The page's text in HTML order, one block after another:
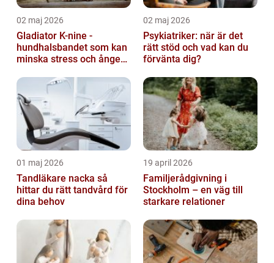
02 maj 2026
Gladiator K-nine -
hundhalsbandet som kan
minska stress och ångest
02 maj 2026
Psykiatriker: när är det
rätt stöd och vad kan du
förvänta dig?
01 maj 2026
Tandläkare nacka så
hittar du rätt tandvård för
dina behov
19 april 2026
Familjerådgivning i
Stockholm – en väg till
starkare relationer